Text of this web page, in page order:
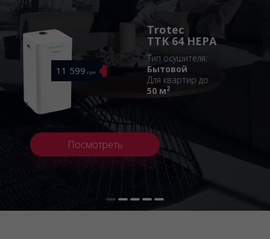
11 599 грн
Подробнее
Trotec
TTK 64 HEPA
Тип осушителя:
Бытовой
Для квартир до
50 м2
Посмотреть